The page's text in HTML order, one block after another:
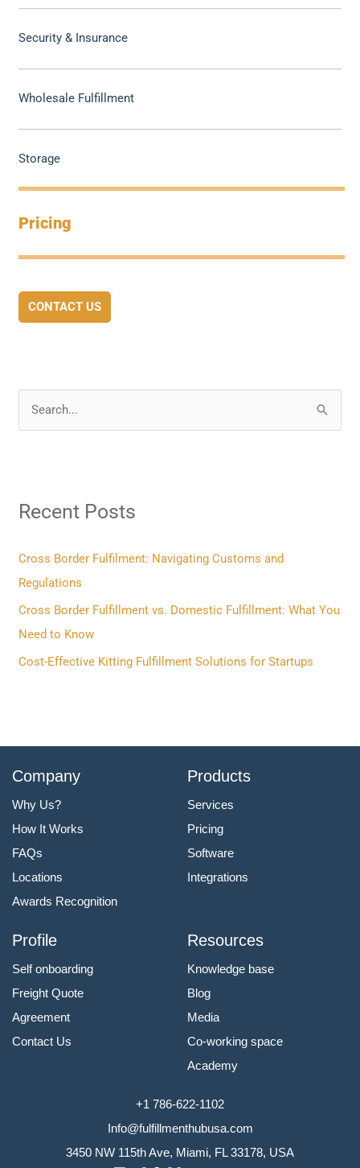
Security & Insurance
Wholesale Fulfillment
Storage
Pricing
CONTACT US
c
f
o
r
:
Recent Posts
Cross Border Fulfilment: Navigating Customs and
Regulations
Cross Border Fulfillment vs. Domestic Fulfillment: What You
Need to Know
Cost-Effective Kitting Fulfillment Solutions for Startups
Company
Why Us?
How It Works
FAQs
Locations
Awards Recognition
Products
Services
Pricing
Software
Integrations
Profile
Self onboarding
Freight Quote
Agreement
Contact Us
Resources
Knowledge base
Blog
Media
Co-working space
Academy
+1 786-622-1102
Info@fulfillmenthubusa.com
3450 NW 115th Ave, Miami, FL 33178, USA